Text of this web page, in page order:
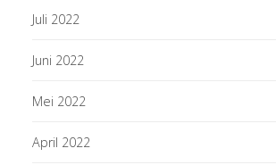
Juli 2022
Juni 2022
Mei 2022
April 2022